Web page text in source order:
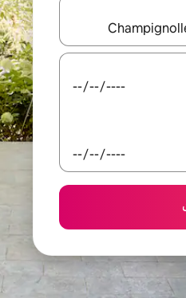
السهمين لأعلى ولأسفل أو استكشف